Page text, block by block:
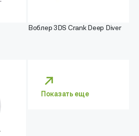
Воблер 3DS Crank Deep Diver
Показать еще